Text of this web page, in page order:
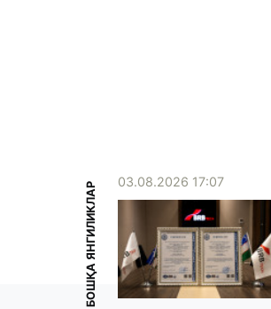
БОШҚА ЯНГИЛИКЛАР 03.08.2026 17:07